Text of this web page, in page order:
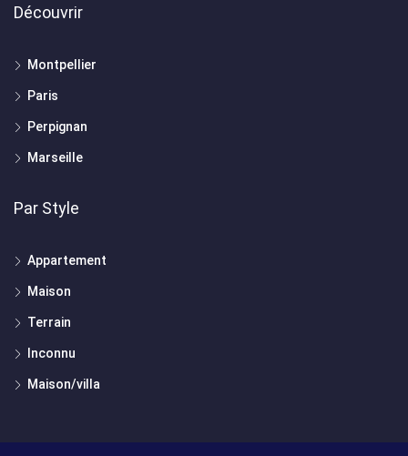
Découvrir
Montpellier
Paris
Perpignan
Marseille
Par Style
Appartement
Maison
Terrain
Inconnu
Maison/villa